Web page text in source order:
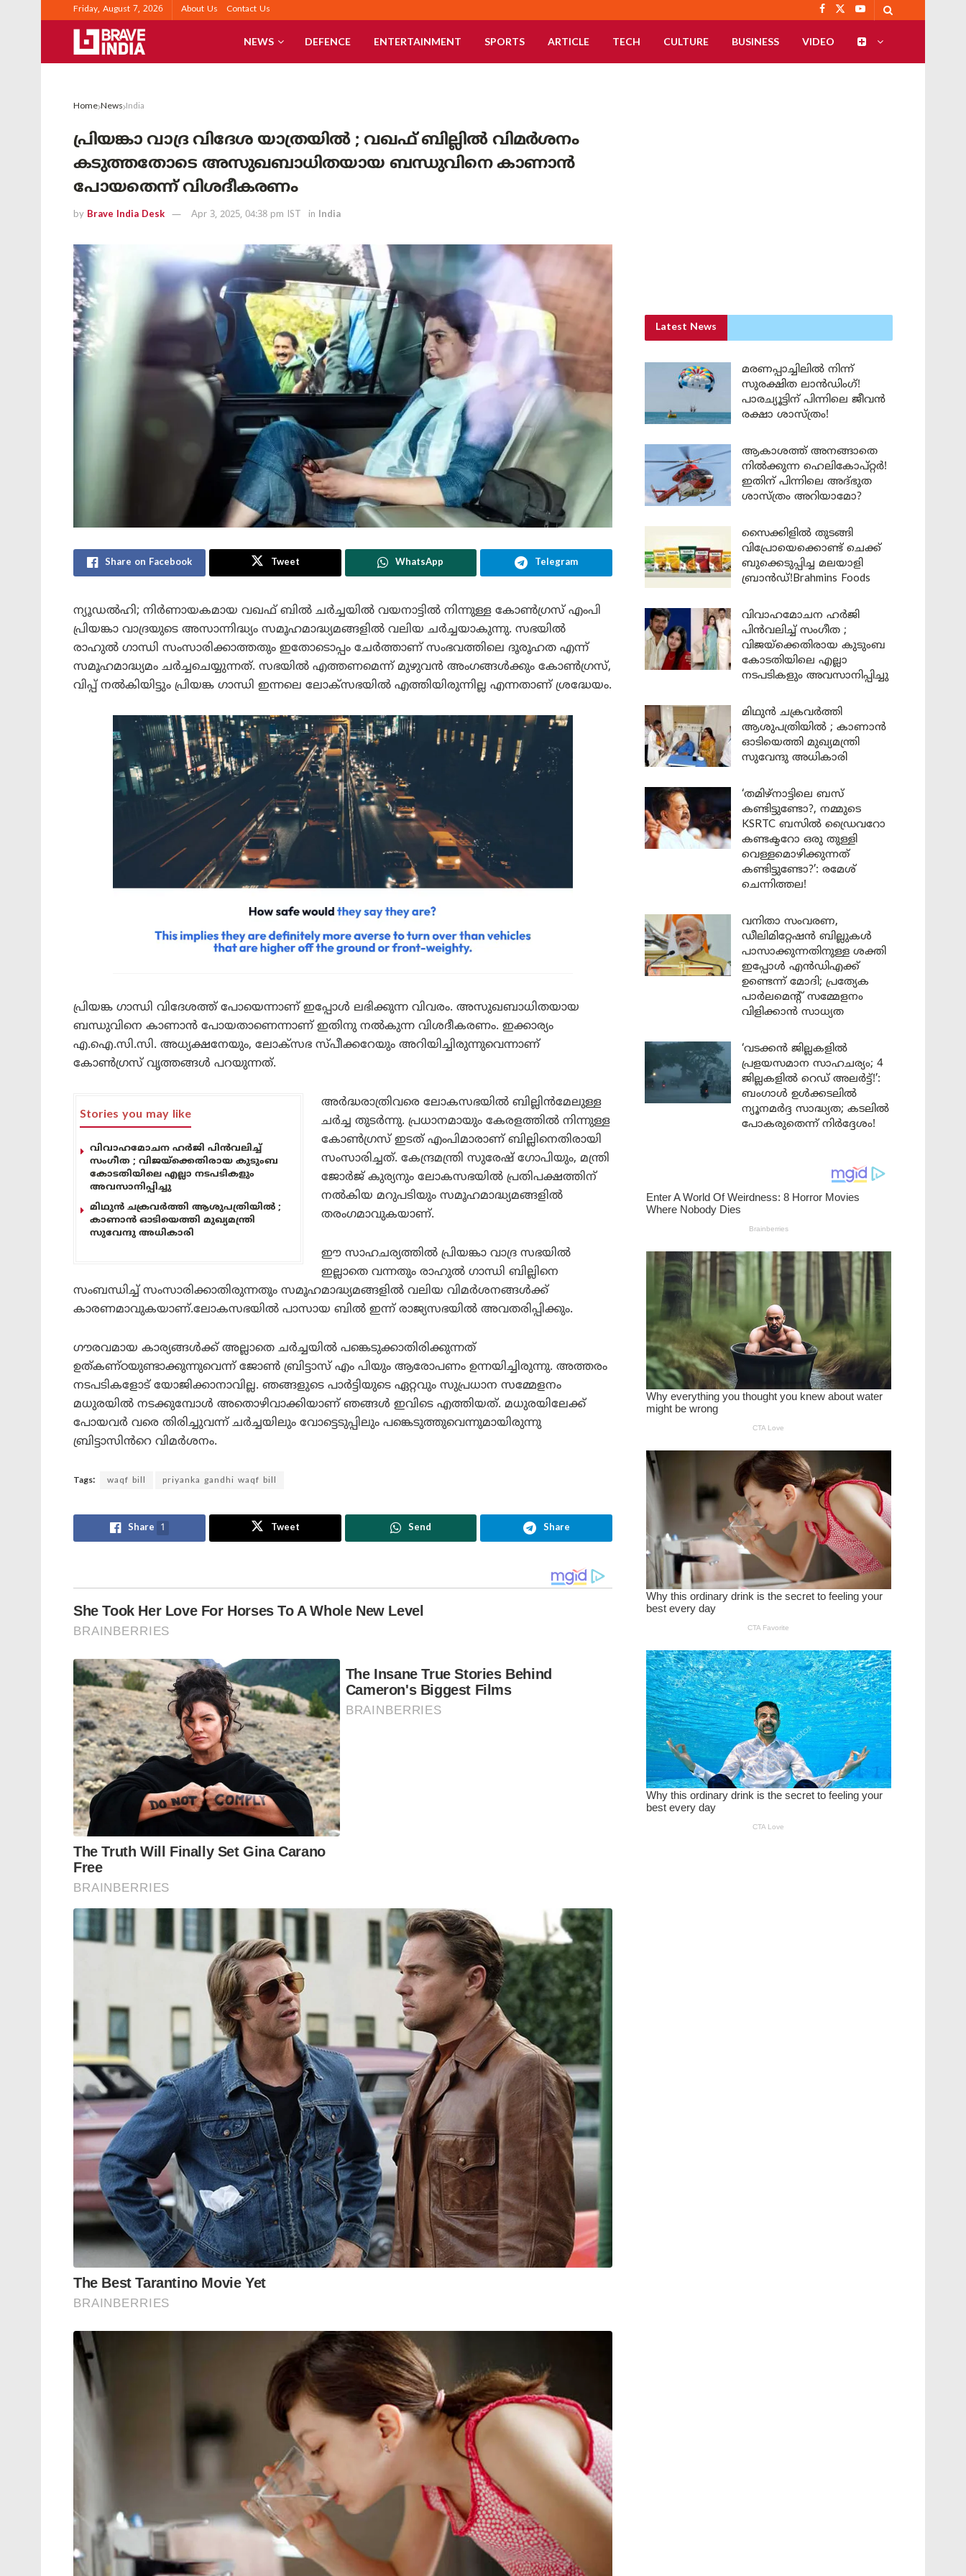
Friday, August 7, 2026 About Us Contact Us
NEWS DEFENCE ENTERTAINMENT SPORTS ARTICLE TECH CULTURE BUSINESS VIDEO
Home News India
പ്രിയങ്കാ വാദ്ര വിദേശ യാത്രയിൽ ; വഖഫ് ബില്ലിൽ വിമർശനം
കടുത്തതോടെ അസുഖബാധിതയായ ബന്ധുവിനെ കാണാൻ
പോയതെന്ന് വിശദീകരണം
by Brave India Desk Apr 3, 2025, 04:38 pm IST in India
Share on Facebook Tweet WhatsApp Telegram
ന്യൂഡൽഹി; നിർണായകമായ വഖഫ് ബിൽ ചർച്ചയിൽ വയനാട്ടിൽ നിന്നുള്ള കോൺഗ്രസ് എംപി
പ്രിയങ്കാ വാദ്രയുടെ അസാന്നിദ്ധ്യം സമൂഹമാദ്ധ്യമങ്ങളിൽ വലിയ ചർച്ചയാകുന്നു. സഭയിൽ
രാഹുൽ ഗാന്ധി സംസാരിക്കാത്തതും ഇതോടൊപ്പം ചേർത്താണ് സംഭവത്തിലെ ദൂരൂഹത എന്ന്
സമൂഹമാദ്ധ്യമം ചർച്ചചെയ്യുന്നത്. സഭയിൽ എത്തണമെന്ന് മുഴുവൻ അംഗങ്ങൾക്കും കോൺഗ്രസ്,
വിപ്പ് നൽകിയിട്ടും പ്രിയങ്ക ഗാന്ധി ഇന്നലെ ലോക്സഭയിൽ എത്തിയിരുന്നില്ല എന്നതാണ് ശ്രദ്ധേയം.
പ്രിയങ്ക ഗാന്ധി വിദേശത്ത് പോയെന്നാണ് ഇപ്പോൾ ലഭിക്കുന്ന വിവരം. അസുഖബാധിതയായ
ബന്ധുവിനെ കാണാൻ പോയതാണെന്നാണ് ഇതിനു നൽകുന്ന വിശദീകരണം. ഇക്കാര്യം
എ.ഐ.സി.സി. അധ്യക്ഷനേയും, ലോക്സഭ സ്പീക്കറേയും അറിയിച്ചിരുന്നുവെന്നാണ്
കോൺഗ്രസ് വൃത്തങ്ങൾ പറയുന്നത്.
Stories you may like
വിവാഹമോചന ഹർജി പിൻവലിച്ച്
സംഗീത ; വിജയ്ക്കെതിരായ കുടുംബ
കോടതിയിലെ എല്ലാ നടപടികളും
അവസാനിപ്പിച്ചു
മിഥുൻ ചക്രവർത്തി ആശുപത്രിയിൽ ;
കാണാൻ ഓടിയെത്തി മുഖ്യമന്ത്രി
സുവേന്ദു അധികാരി
അർദ്ധരാത്രിവരെ ലോകസഭയിൽ ബില്ലിൻമേലുള്ള
ചർച്ച തുടർന്നു. പ്രധാനമായും കേരളത്തിൽ നിന്നുള്ള
കോൺഗ്രസ് ഇടത് എംപിമാരാണ് ബില്ലിനെതിരായി
സംസാരിച്ചത്. കേന്ദ്രമന്ത്രി സുരേഷ് ഗോപിയും, മന്ത്രി
ജോർജ് കുര്യനും ലോകസഭയിൽ പ്രതിപക്ഷത്തിന്
നൽകിയ മറുപടിയും സമൂഹമാദ്ധ്യമങ്ങളിൽ
തരംഗമാവുകയാണ്.
ഈ സാഹചര്യത്തിൽ പ്രിയങ്കാ വാദ്ര സഭയിൽ
ഇല്ലാതെ വന്നതും രാഹുൽ ഗാന്ധി ബില്ലിനെ
സംബന്ധിച്ച് സംസാരിക്കാതിരുന്നതും സമൂഹമാദ്ധ്യമങ്ങളിൽ വലിയ വിമർശനങ്ങൾക്ക്
കാരണമാവുകയാണ്.ലോകസഭയിൽ പാസായ ബിൽ ഇന്ന് രാജ്യസഭയിൽ അവതരിപ്പിക്കും.
ഗൗരവമായ കാര്യങ്ങൾക്ക് അല്ലാതെ ചർച്ചയിൽ പങ്കെടുക്കാതിരിക്കുന്നത്
ഉത്കണ്ഠയുണ്ടാക്കുന്നുവെന്ന് ജോൺ ബ്രിട്ടാസ് എം പിയും ആരോപണം ഉന്നയിച്ചിരുന്നു. അത്തരം
നടപടികളോട് യോജിക്കാനാവില്ല. ഞങ്ങളുടെ പാർട്ടിയുടെ ഏറ്റവും സുപ്രധാന സമ്മേളനം
മധുരയിൽ നടക്കുമ്പോൾ അതൊഴിവാക്കിയാണ് ഞങ്ങൾ ഇവിടെ എത്തിയത്. മധുരയിലേക്ക്
പോയവർ വരെ തിരിച്ചുവന്ന് ചർച്ചയിലും വോട്ടെടുപ്പിലും പങ്കെടുത്തുവെന്നുമായിരുന്നു
ബ്രിട്ടാസിൻറെ വിമർശനം.
Tags: waqf bill priyanka gandhi waqf bill
Share 1 Tweet Send Share
Latest News
മരണപ്പാച്ചിലിൽ നിന്ന്
സുരക്ഷിത ലാൻഡിംഗ്!
പാരച്യൂട്ടിന് പിന്നിലെ ജീവൻ
രക്ഷാ ശാസ്ത്രം!
ആകാശത്ത് അനങ്ങാതെ
നില്‍ക്കുന്ന ഹെലികോപ്റ്റര്‍!
ഇതിന് പിന്നിലെ അദ്ഭുത
ശാസ്ത്രം അറിയാമോ?
സൈക്കിളിൽ തുടങ്ങി
വിപ്രോയെക്കൊണ്ട് ചെക്ക്
ബുക്കെടുപ്പിച്ച മലയാളി
ബ്രാൻഡ്!Brahmins Foods
വിവാഹമോചന ഹർജി
പിൻവലിച്ച് സംഗീത ;
വിജയ്ക്കെതിരായ കുടുംബ
കോടതിയിലെ എല്ലാ
നടപടികളും അവസാനിപ്പിച്ചു
മിഥുൻ ചക്രവർത്തി
ആശുപത്രിയിൽ ; കാണാൻ
ഓടിയെത്തി മുഖ്യമന്ത്രി
സുവേന്ദു അധികാരി
‘തമിഴ്‌നാട്ടിലെ ബസ്
കണ്ടിട്ടുണ്ടോ?, നമ്മുടെ
KSRTC ബസിൽ ഡ്രൈവറോ
കണ്ടക്ടറോ ഒരു തുള്ളി
വെള്ളമൊഴിക്കുന്നത്
കണ്ടിട്ടുണ്ടോ?’: രമേശ്
ചെന്നിത്തല!
വനിതാ സംവരണ,
ഡീലിമിറ്റേഷൻ ബില്ലുകൾ
പാസാക്കുന്നതിനുള്ള ശക്തി
ഇപ്പോൾ എൻഡിഎക്ക്
ഉണ്ടെന്ന് മോദി; പ്രത്യേക
പാർലമെന്റ് സമ്മേളനം
വിളിക്കാൻ സാധ്യത
‘വടക്കൻ ജില്ലകളിൽ
പ്രളയസമാന സാഹചര്യം; 4
ജില്ലകളിൽ റെഡ് അലർട്ട്!’:
ബംഗാൾ ഉൾക്കടലിൽ
ന്യൂനമർദ്ദ സാദ്ധ്യത; കടലിൽ
പോകരുതെന്ന് നിർദ്ദേശം!